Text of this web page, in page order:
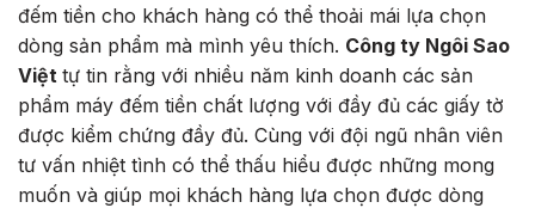
đếm tiền cho khách hàng có thể thoải mái lựa chọn
dòng sản phẩm mà mình yêu thích. Công ty Ngôi Sao
Việt tự tin rằng với nhiều năm kinh doanh các sản
phẩm máy đếm tiền chất lượng với đầy đủ các giấy tờ
được kiểm chứng đầy đủ. Cùng với đội ngũ nhân viên
tư vấn nhiệt tình có thể thấu hiểu được những mong
muốn và giúp mọi khách hàng lựa chọn được dòng